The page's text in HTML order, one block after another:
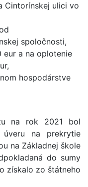
Cintorínskej ulici vo
spoločnosti,
eur a na oplotenie
hospodárstve
na rok 2021 bol
na prekrytie
na Základnej škole
do sumy
získalo zo štátneho